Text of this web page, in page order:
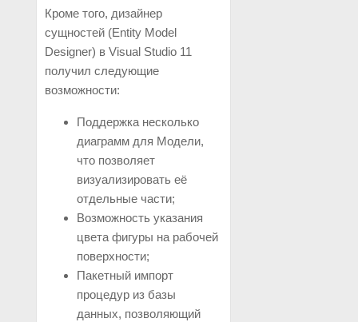
Кроме того, дизайнер
сущностей (Entity Model
Designer) в Visual Studio 11
получил следующие
возможности:
Поддержка несколько
диаграмм для Модели,
что позволяет
визуализировать её
отдельные части;
Возможность указания
цвета фигуры на рабочей
поверхности;
Пакетный импорт
процедур из базы
данных, позволяющий